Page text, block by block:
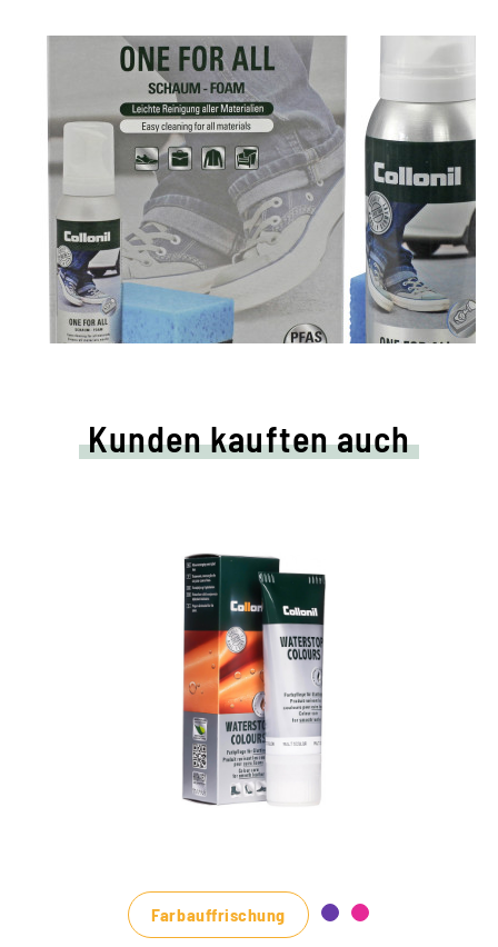
Kunden kauften auch
Farbige Pflege- und
Imprägniercreme
pflegt alle Glattleder und HighTech-
Materialien mit Imprägnier-Effekt
nährt das Leder, hält es strapazierfähig
Farbauffrischung